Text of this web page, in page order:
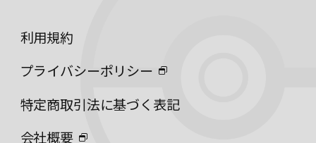
利用規約
プライバシーポリシー
特定商取引法に基づく表記
会社概要